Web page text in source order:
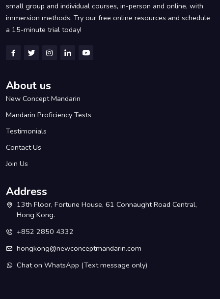
small group and individual courses, in-person and online, with
immersion methods. Try our free online resources and schedule
a 15-minute trial today!
About us
New Concept Mandarin
Mandarin Proficiency Tests
Testimonials
Contact Us
Join Us
Address
13th Floor, Fortune House, 61 Connaught Road Central,
Hong Kong.
+852 2850 4332
hongkong@newconceptmandarin.com
Chat on WhatsApp (Text message only)